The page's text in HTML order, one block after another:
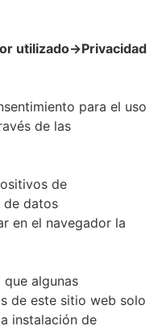
utilizado->Privacidad
para el uso
de las
de
de datos
en el navegador la
algunas
de este sitio web solo
instalación de